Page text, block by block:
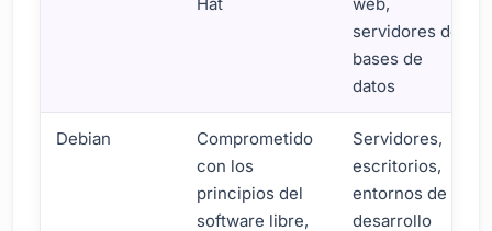
servidores de
bases de
datos
Debian
Comprometido
con los
principios del
software libre,
Servidores,
escritorios,
entornos de
desarrollo